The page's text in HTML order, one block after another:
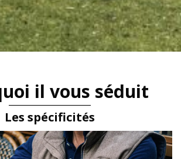
il vous séduit
Les spécificités